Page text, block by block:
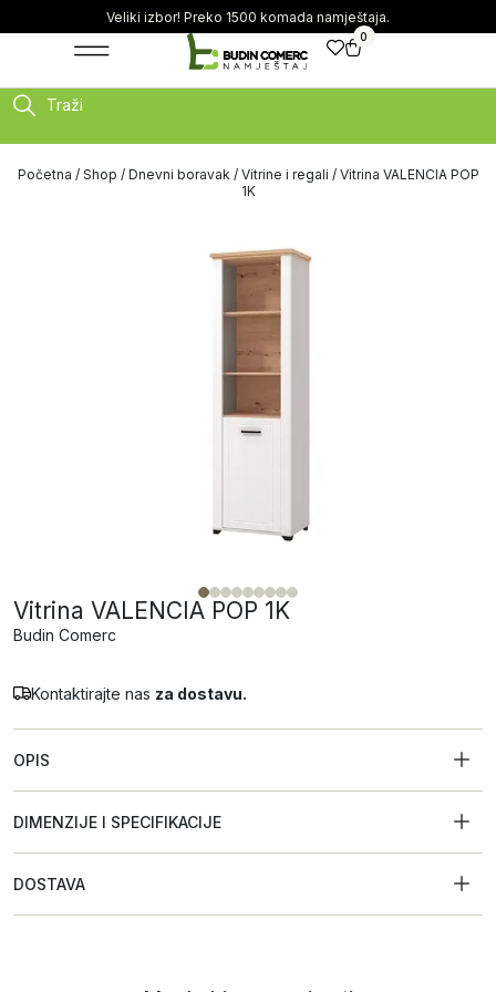
Veliki izbor! Preko 1500 komada namještaja.
0
Traži
Početna / Shop / Dnevni boravak / Vitrine i regali / Vitrina VALENCIA POP
1K
Vitrina VALENCIA POP 1K
Budin Comerc
Kontaktirajte nas za dostavu.
OPIS
DIMENZIJE I SPECIFIKACIJE
DOSTAVA